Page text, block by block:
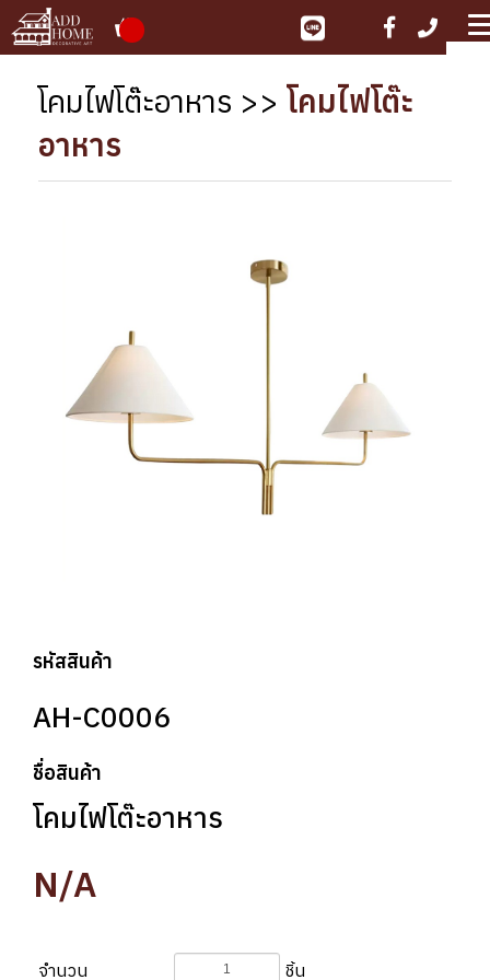
โคมไฟโต๊ะอาหาร >> โคมไฟโต๊ะ
อาหาร
รหัสสินค้า
AH-C0006
ชื่อสินค้า
โคมไฟโต๊ะอาหาร
N/A
จำนวน ชิ้น